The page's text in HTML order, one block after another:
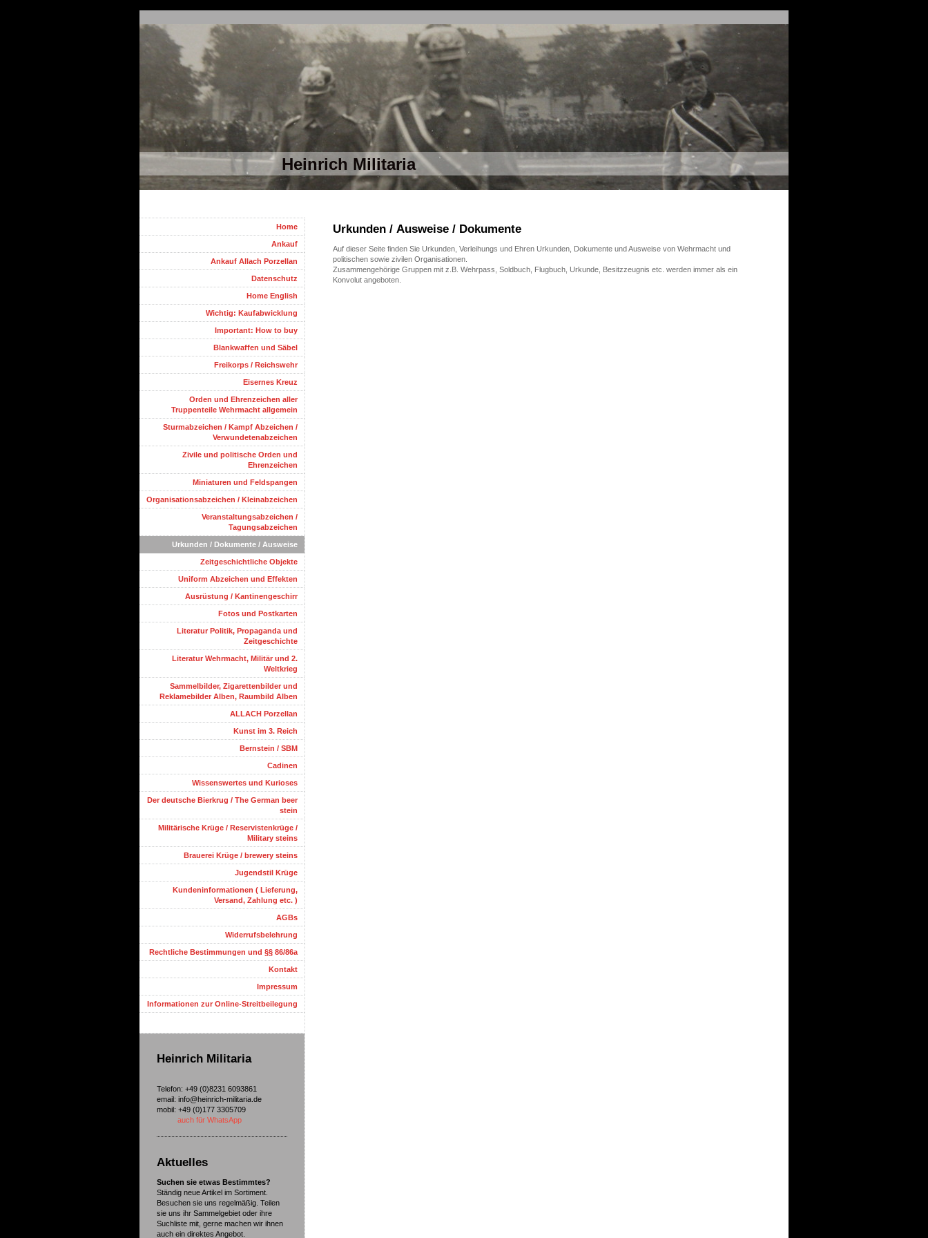
Heinrich Militaria
Urkunden / Ausweise / Dokumente
Auf dieser Seite finden Sie Urkunden, Verleihungs und Ehren Urkunden, Dokumente und Ausweise von Wehrmacht und
politischen sowie zivilen Organisationen.
Zusammengehörige Gruppen mit z.B. Wehrpass, Soldbuch, Flugbuch, Urkunde, Besitzzeugnis etc. werden immer als ein
Konvolut angeboten.
Home
Ankauf
Ankauf Allach Porzellan
Datenschutz
Home English
Wichtig: Kaufabwicklung
Important: How to buy
Blankwaffen und Säbel
Freikorps / Reichswehr
Eisernes Kreuz
Orden und Ehrenzeichen aller
Truppenteile Wehrmacht allgemein
Sturmabzeichen / Kampf Abzeichen /
Verwundetenabzeichen
Zivile und politische Orden und
Ehrenzeichen
Miniaturen und Feldspangen
Organisationsabzeichen / Kleinabzeichen
Veranstaltungsabzeichen /
Tagungsabzeichen
Urkunden / Dokumente / Ausweise
Zeitgeschichtliche Objekte
Uniform Abzeichen und Effekten
Ausrüstung / Kantinengeschirr
Fotos und Postkarten
Literatur Politik, Propaganda und
Zeitgeschichte
Literatur Wehrmacht, Militär und 2.
Weltkrieg
Sammelbilder, Zigarettenbilder und
Reklamebilder Alben, Raumbild Alben
ALLACH Porzellan
Kunst im 3. Reich
Bernstein / SBM
Cadinen
Wissenswertes und Kurioses
Der deutsche Bierkrug / The German beer
stein
Militärische Krüge / Reservistenkrüge /
Military steins
Brauerei Krüge / brewery steins
Jugendstil Krüge
Kundeninformationen ( Lieferung,
Versand, Zahlung etc. )
AGBs
Widerrufsbelehrung
Rechtliche Bestimmungen und §§ 86/86a
Kontakt
Impressum
Informationen zur Online-Streitbeilegung
Heinrich Militaria
Telefon: +49 (0)8231 6093861
email: info@heinrich-militaria.de
mobil: +49 (0)177 3305709
auch für WhatsApp
Aktuelles
Suchen sie etwas Bestimmtes?
Ständig neue Artikel im Sortiment.
Besuchen sie uns regelmäßig. Teilen
sie uns ihr Sammelgebiet oder ihre
Suchliste mit, gerne machen wir ihnen
auch ein direktes Angebot.